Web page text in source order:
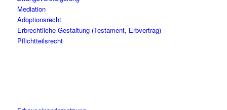
Mediation
Adoptionsrecht
Erbrechtliche Gestaltung (Testament, Erbvertrag)
Pflichtteilsrecht